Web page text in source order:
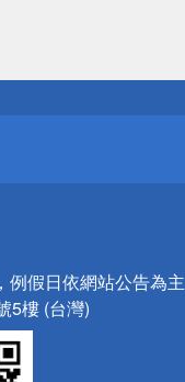
例假日依網站公告為主
5樓 (台灣)